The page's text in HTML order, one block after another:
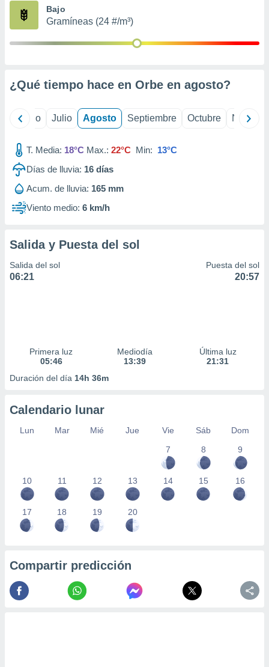
publicidad
publicidad
1199
Bajo
Gramíneas (24 #/m³)
¿Qué tiempo hace en Orbe en agosto?
Junio Julio Agosto Septiembre Octubre
T. Media: 18°C Max.: 22°C Min: 13°C
Días de lluvia: 16 días
Acum. de lluvia: 165 mm
Viento medio: 6 km/h
Salida y Puesta del sol
Salida del sol
06:21
Puesta del sol
20:57
Primera luz
05:46
Mediodía
13:39
Última luz
21:31
Duración del día 14h 36m
Calendario lunar
Lun Mar Mié Jue Vie Sáb
Dom
7
8 9
10 11 12 13 14 15 16
17 18 19 20
Compartir predicción